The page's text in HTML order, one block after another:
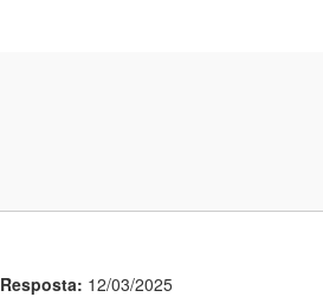
Resposta: 12/03/2025